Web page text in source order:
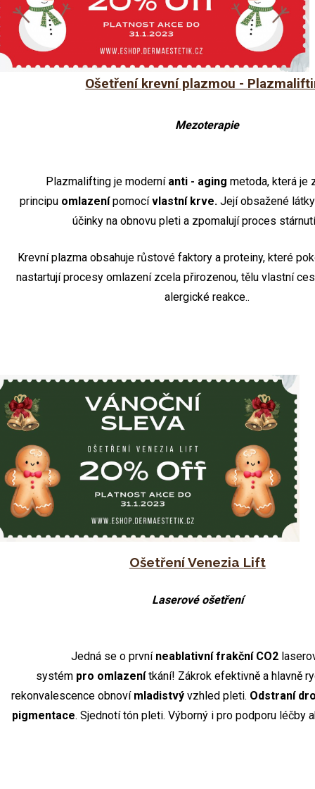
Ošetření krevní plazmou -
Mezoterapie
Plazmalifting je moderní anti - aging metoda, která je
principu omlazenípomocívlastní krve. Její obsažené
účinky na obnovu pleti a zpomalují proces
Krevní plazma obsahuje růstové faktory a proteiny, které
nastartují procesy omlazení zcela přirozenou, tělu vlastní
alergické reakce..
Ošetření Venezia Lift
Laserové ošetření
Jedná se o první neablativní frakční CO2
systém pro omlazenítkání! Zákrok efektivně a hlavně
rekonvalescence obnoví mladistvývzhled pleti. Odstraní
pigmentace. Sjednotí tón pleti. Výborný i pro podporu léčby